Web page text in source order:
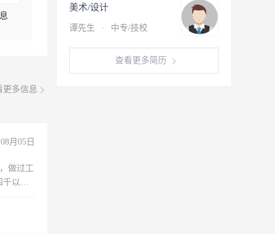
更多信息
08月05日
做过工
千以
美术/设计
谭先生 · 中专/技校
查看更多简历